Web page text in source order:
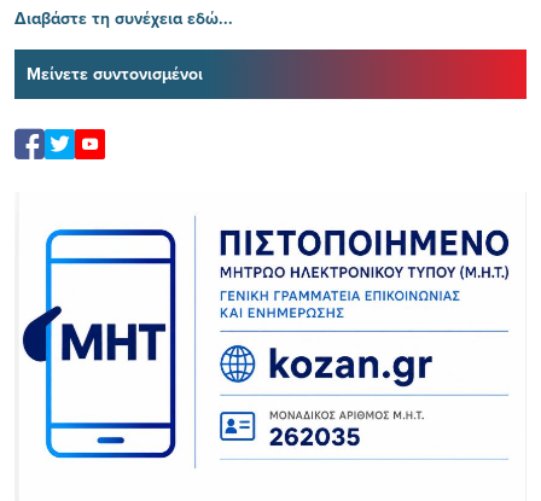
Διαβάστε τη συνέχεια εδώ...
Μείνετε συντονισμένοι